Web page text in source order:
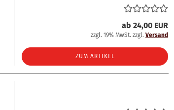
ab 24,00 EUR
zzgl. 19% MwSt. zzgl. Versand
ZUM ARTIKEL